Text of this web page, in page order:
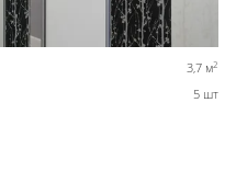
3,7 м2
5 шт